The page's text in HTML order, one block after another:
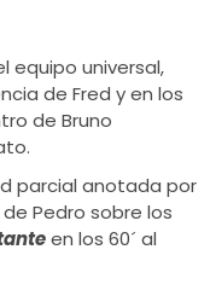
equipo universal,
de Fred y en los
de Bruno
parcial anotada por
Pedro sobre los
en los 60´ al